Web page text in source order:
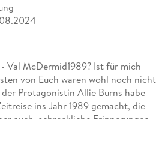
Val McDermid1989? Ist für mich
von Euch waren wohl noch nicht
Protagonistin Allie Burns habe
ins Jahr 1989 gemacht, die
auch schreckliche Erinnerungen